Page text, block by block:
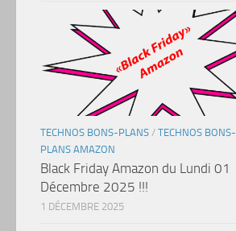
TECHNOS BONS-PLANS / TECHNOS BONS-
PLANS AMAZON
Black Friday Amazon du Lundi 01
Décembre 2025 !!!
1 DÉCEMBRE 2025